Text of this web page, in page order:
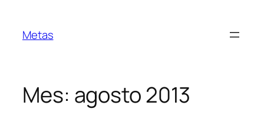
contenido
Metas
Mes: agosto 2013